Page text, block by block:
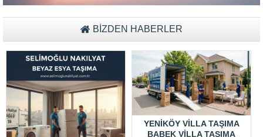
BİZDEN HABERLER
YENIKÖY VILLA TAŞIMA
BABEK VILLA TAŞIMA
al